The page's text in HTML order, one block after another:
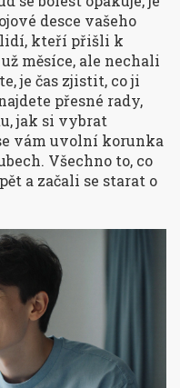
desce vašeho
lidí, kteří přišli k
měsíce, ale nechali
je čas zjistit, co ji
přesné rady,
jak si vybrat
vám uvolní korunka
Všechno to, co
a začali se starat o